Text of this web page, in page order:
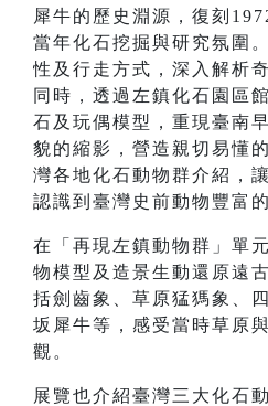
犀牛的歷史淵源，復刻
當年化石挖掘與研究氛圍
性及行走方式，深入解析
同時，透過左鎮化石園區
石及玩偶模型，重現臺南
貌的縮影，營造親切易懂
灣各地化石動物群介紹，
認識到臺灣史前動物豐富
在「再現左鎮動物群」單
物模型及造景生動還原遠
括劍齒象、草原猛獁象、
坂犀牛等，感受當時草原
觀。
展覽也介紹臺灣三大化石